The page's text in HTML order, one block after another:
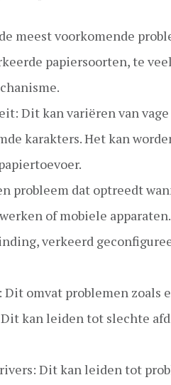
meest voorkomende
papiersoorten, te
Dit kan variëren van
karakters. Het kan
probleem dat optreedt
of mobiele
verkeerd
omvat problemen zoals
kan leiden tot slechte
Dit kan leiden tot